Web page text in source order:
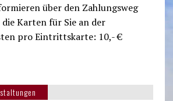
über den Zahlungsweg
Karten für Sie an der
pro Eintrittskarte: 10,- €